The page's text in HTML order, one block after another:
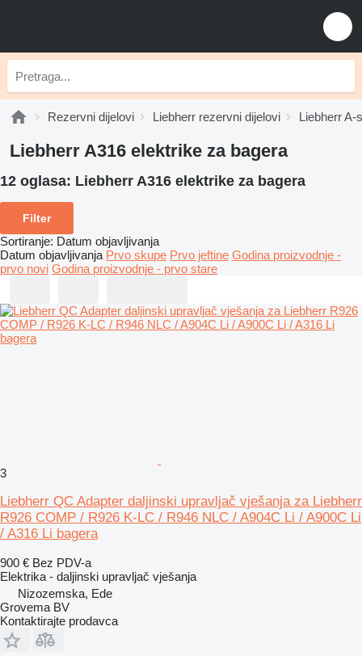
Rezervni dijelovi Liebherr rezervni dijelovi Liebherr A-
Liebherr A316 elektrike za bagerа
12 oglasa: Liebherr A316 elektrike za bagerа
Filter
Sortiranje: Datum objavljivanja
Datum objavljivanja Prvo skupe Prvo jeftine Godina proizvodnje -
prvo novi Godina proizvodnje - prvo stare
3
Liebherr QC Adapter daljinski upravljač vješanja za Liebherr
R926 COMP / R926 K-LC / R946 NLC / A904C Li / A900C Li
/ A316 Li bagera
900 € Bez PDV-a
Elektrika - daljinski upravljač vješanja
Nizozemska, Ede
Grovema BV
Kontaktirajte prodavca